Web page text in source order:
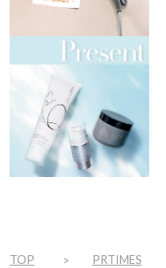
TOP PRTIMES